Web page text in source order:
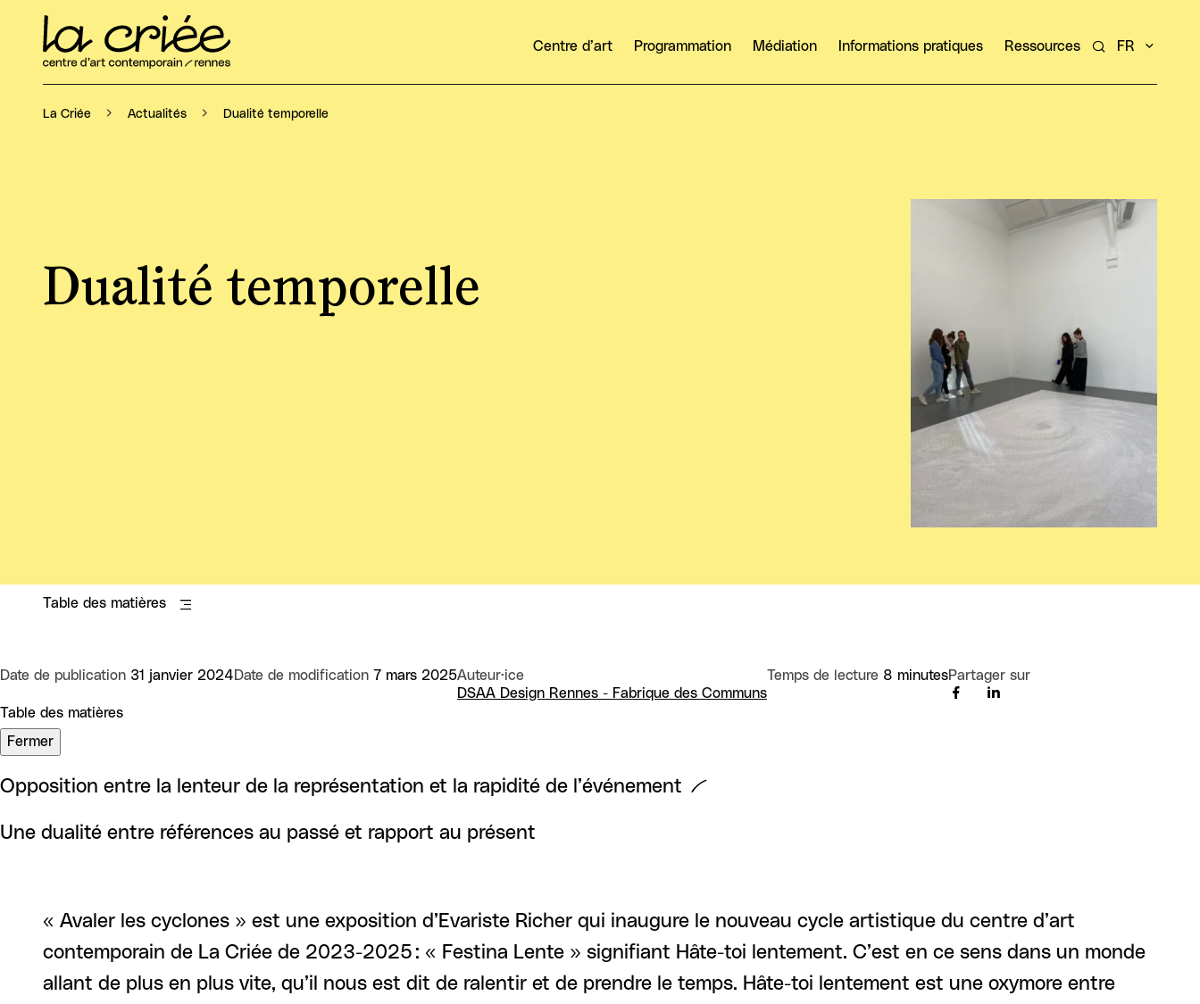
Centre d’art Programmation Médiation Informations pratiques Ressources Rechercher un
FR
La Criée Actualités Dualité temporelle
Dualité temporelle
Table des matières
Date de publication 31 janvier 2024Date de modification 7 mars 2025Auteur·ice
DSAA Design Rennes - Fabrique des Communs
Temps de lecture 8 minutesPartager sur
Table des matières
Fermer
Opposition entre la lenteur de la représentation et la rapidité de l’événement
Une dualité entre références au passé et rapport au présent
« Avaler les cyclones » est une exposition d’Evariste Richer qui inaugure le nouveau cycle artistique du centre d’art
contemporain de La Criée de 2023-2025 : « Festina Lente » signifiant Hâte-toi lentement. C’est en ce sens dans un monde
allant de plus en plus vite, qu’il nous est dit de ralentir et de prendre le temps. Hâte-toi lentement est une oxymore entre